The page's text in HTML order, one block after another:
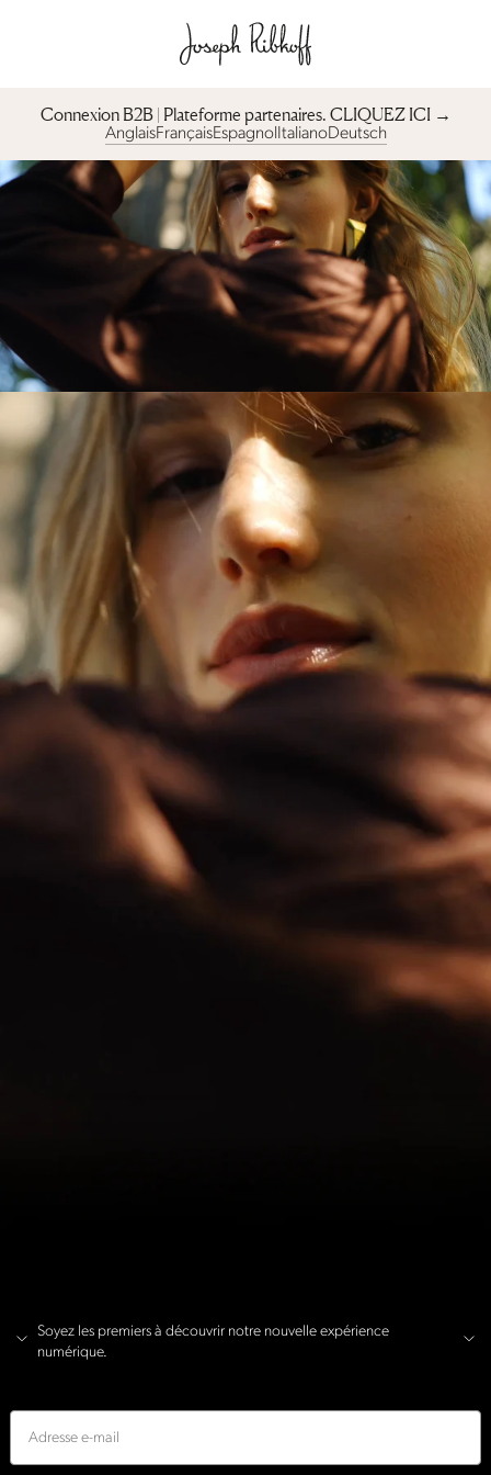
Connexion B2B | Plateforme partenaires︎. CLIQUEZ ICI →
AnglaisFrançaisEspagnolItalianoDeutsch
Soyez les premiers à découvrir notre nouvelle expérience
numérique.
E-mail